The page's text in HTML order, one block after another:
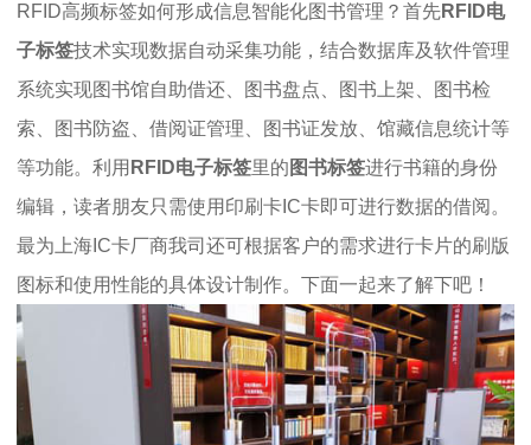
RFID高频标签如何形成信息智能化图书管理？首先RFID电
子标签技术实现数据自动采集功能，结合数据库及软件管理
系统实现图书馆自助借还、图书盘点、图书上架、图书检
索、图书防盗、借阅证管理、图书证发放、馆藏信息统计等
等功能。利用 RFID电子标签里的 图书标签进行书籍的身份
编辑，读者朋友只需使用印刷卡IC卡即可进行数据的借阅。
最为上海IC卡厂商我司还可根据客户的需求进行卡片的刷版
图标和使用性能的具体设计制作。下面一起来了解下吧！